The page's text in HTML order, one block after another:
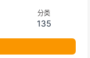
分类
135